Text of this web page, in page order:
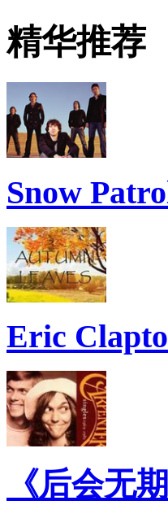
精华推荐
Snow
Eric
《后会无